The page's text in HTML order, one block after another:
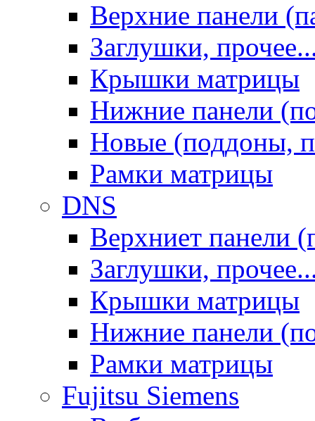
Верхние панели
Заглушки,
Крышки матрицы
Нижние панели
Новые (поддоны,
Рамки матрицы
DNS
Верхниет панели
Заглушки,
Крышки матрицы
Нижние панели
Рамки матрицы
Fujitsu Siemens